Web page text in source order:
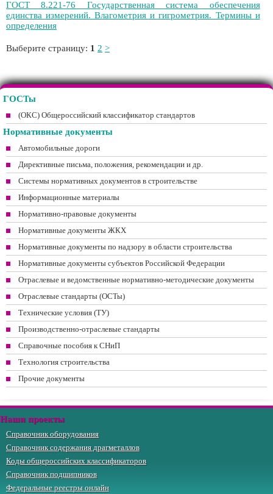
ГОСТ 8.221-76 Государственная система обеспечения
единства измерений. Влагометрия и гигрометрия. Термины и
определения
Выберите страницу: 1 2 >
ГОСТы
(ОКС) Общероссийский классификатор стандартов
Нормативные документы
Автомобильные дороги
Директивные письма, положения, рекомендации и др.
Системы нормативных документов в строительстве
Информационные материалы
Нормативно-правовые документы
Нормативные документы ЖКХ
Нормативные документы по надзору в области строительства
Нормативные документы субъектов Российской Федерации
Отраслевые и ведомственные нормативно-методические документы
Отраслевые стандарты (ОСТы)
Технические условия (ТУ)
Производственно-отраслевые стандарты
Справочные пособия к СНиП
Технология строительства
Прочие документы
Наши проекты
Справочник оборудования
Справочник содержания драгметаллов
Коды общероссийских классификаторов
Справочник подшипников
Федеральные реестры онлайн